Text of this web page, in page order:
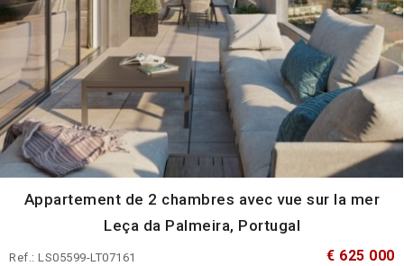
Appartement de 2 chambres avec vue sur la mer
Leça da Palmeira, Portugal
Ref.: LS05599-LT07161 € 625 000